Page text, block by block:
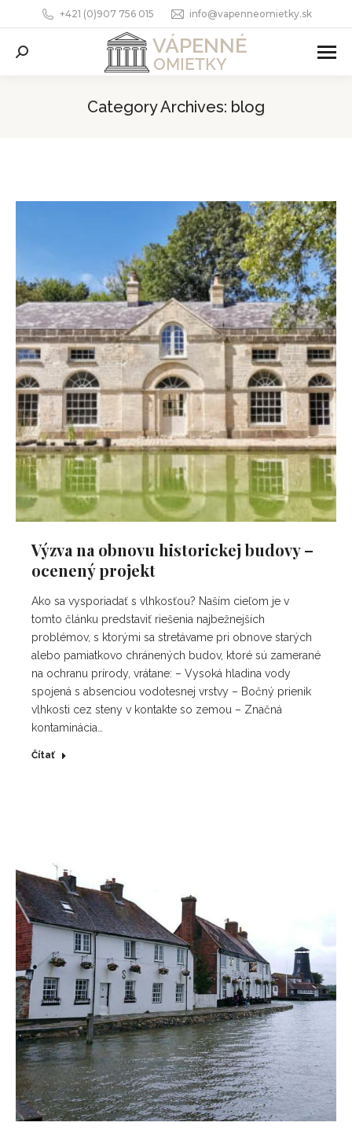
+421 (0)907 756 015 info@vapenneomietky.sk
Search:
Category Archives: blog
Výzva na obnovu historickej budovy –
ocenený projekt
Ako sa vysporiadať s vlhkosťou? Naším cieľom je v
tomto článku predstaviť riešenia najbežnejších
problémov, s ktorými sa stretávame pri obnove starých
alebo pamiatkovo chránených budov, ktoré sú zamerané
na ochranu prírody, vrátane: – Vysoká hladina vody
spojená s absenciou vodotesnej vrstvy – Bočný prienik
vlhkosti cez steny v kontakte so zemou – Značná
kontaminácia…
Čítať